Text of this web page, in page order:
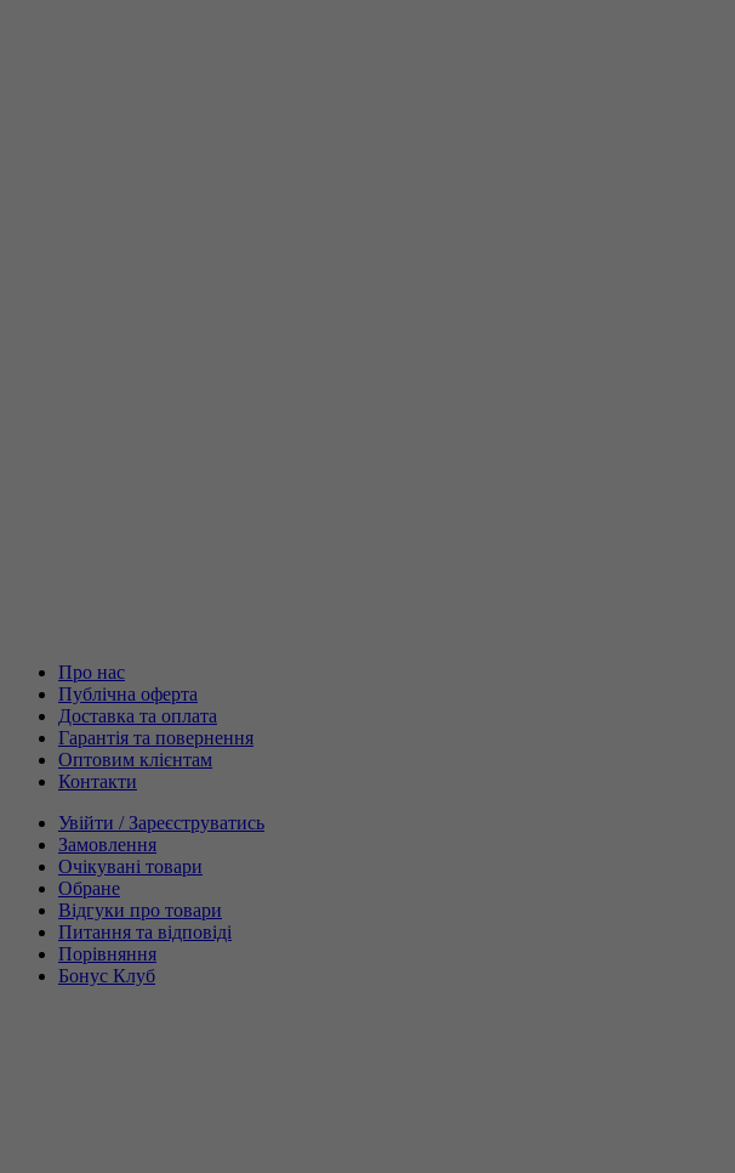
Про нас
Публічна оферта
Доставка та оплата
Гарантія та повернення
Оптовим клієнтам
Контакти
Увійти / Зареєструватись
Замовлення
Очікувані товари
Обране
Відгуки про товари
Питання та відповіді
Порівняння
Бонус Клуб